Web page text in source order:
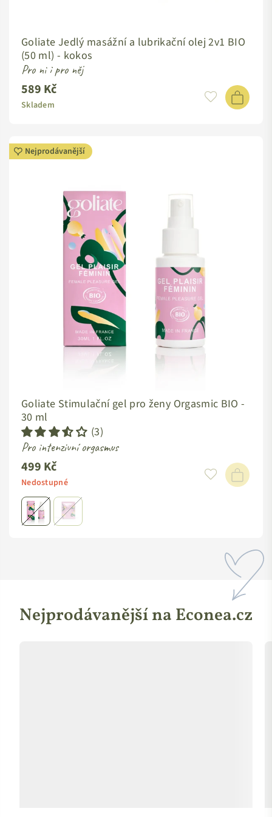
Goliate Jedlý masážní a lubrikační olej 2v1 BIO
(50 ml) - kokos
Pro ni i pro něj
Standardní
cena
589 Kč
Skladem
Nejprodávanější
Goliate Stimulační gel pro ženy Orgasmic BIO -
30 ml
(3)
Pro intenzivní orgasmus
499 Kč
Nedostupné
Nejprodávanější na Econea.cz